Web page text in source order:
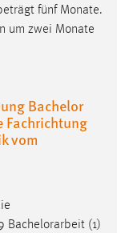
die Art der
folgenden
(2) 1Die
Bachelor